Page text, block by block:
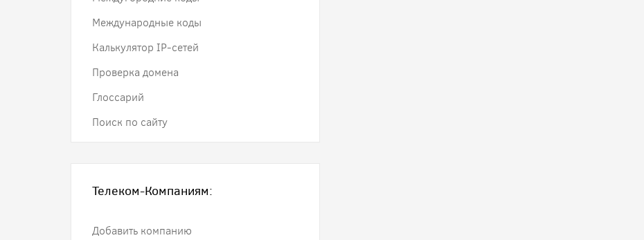
Международные коды
Калькулятор IP-сетей
Проверка домена
Глоссарий
Поиск по сайту
Телеком-Компаниям:
Добавить компанию